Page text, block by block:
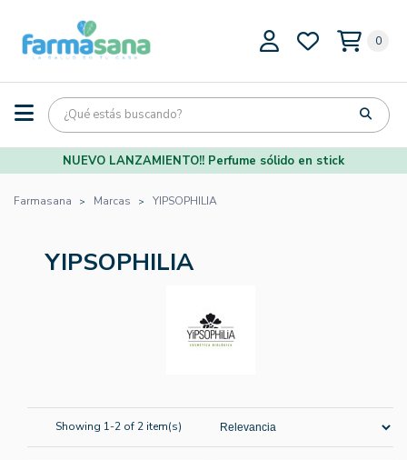
0
NUEVO LANZAMIENTO!! Perfume sólido en stick
Farmasana Marcas YIPSOPHILIA
YIPSOPHILIA
Showing 1-2 of 2 item(s)